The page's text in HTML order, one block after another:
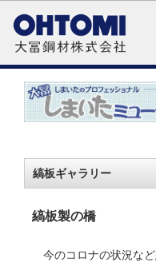
縞板ギャラリー
縞板製の橋
今のコロナの状況な